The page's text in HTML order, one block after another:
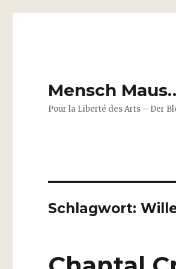
Mensch
Pour la Liberté des Arts – Der
Schlagwort: